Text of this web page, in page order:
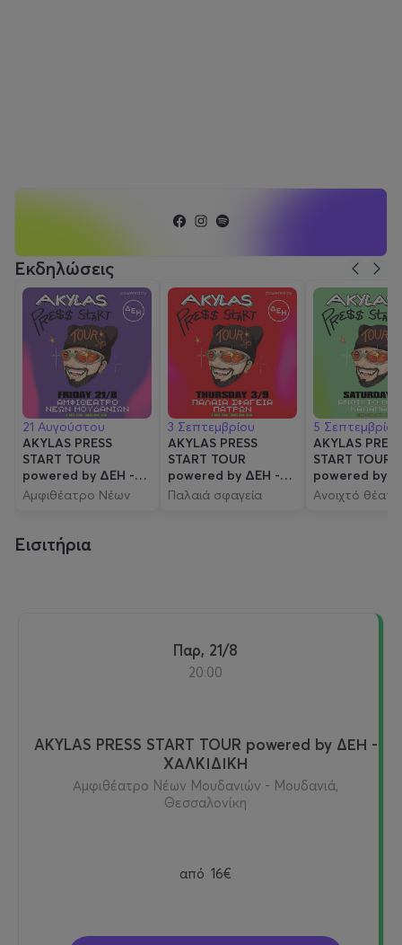
Εκδηλώσεις
21 Αυγούστου
AKYLAS PRESS
START TOUR
powered by ΔΕΗ -
ΧΑΛΚΙΔΙΚΗ
Αμφιθέατρο Νέων
3 Σεπτεμβρίου
AKYLAS PRESS
START TOUR
powered by ΔΕΗ -
ΠΑΤΡΑ
Παλαιά σφαγεία
5 Σεπτεμβρίου
AKYLAS PRESS
START TOUR
powered by
ΚΑΛΑΜΑΤΑ
Ανοιχτό
Εισιτήρια
Παρ, 21/8
20:00
AKYLAS PRESS START TOUR powered by ΔΕΗ -
ΧΑΛΚΙΔΙΚΗ
Αμφιθέατρο Νέων Μουδανιών - Μουδανιά,
Θεσσαλονίκη
από 16€